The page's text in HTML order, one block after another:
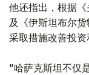
他还指出，根据
及《伊斯坦布尔
采取措施改善投资
"哈萨克斯坦不仅